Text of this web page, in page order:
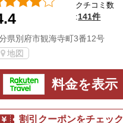
クチコミ数
:141件
県別府市観海寺町3番12号
地図
料金を表示
割引クーポンをチェック